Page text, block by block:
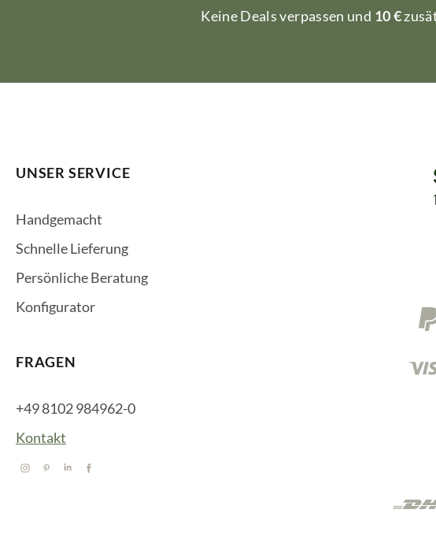
Keine Deals verpassen und 10 €
UNSER SERVICE
Handgemacht
Schnelle Lieferung
Persönliche Beratung
Konfigurator
FRAGEN
+49 8102 984962-0
Kontakt